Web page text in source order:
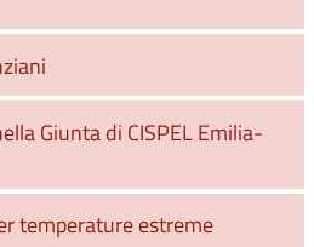
Giunta di CISPEL Emilia-
temperature estreme